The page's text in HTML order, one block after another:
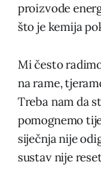
proizvode
što je kemija
Mi često
na rame,
Treba nam da
pomognemo
siječnja nije
sustav nije